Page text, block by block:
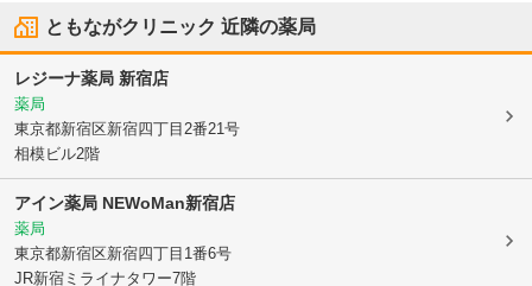
ともながクリニック 近隣の薬局
レジーナ薬局 新宿店
薬局
東京都新宿区新宿四丁目2番21号
相模ビル2階
アイン薬局 NEWoMan新宿店
薬局
東京都新宿区新宿四丁目1番6号
JR新宿ミライナタワー7階